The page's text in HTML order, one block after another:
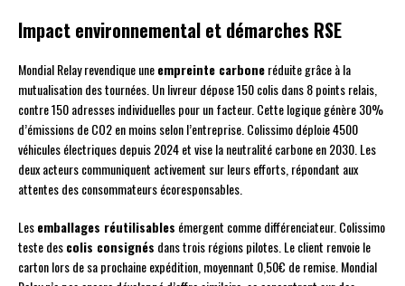
Impact environnemental et démarches RSE
Mondial Relay revendique uneempreinte carboneréduite grâce à la
mutualisation des tournées. Un livreur dépose 150 colis dans 8 points relais,
contre 150 adresses individuelles pour un facteur. Cette logique génère 30%
d’émissions de CO2 en moins selon l’entreprise. Colissimo déploie 4500
véhicules électriques depuis 2024 et vise la neutralité carbone en 2030. Les
deux acteurs communiquent activement sur leurs efforts, répondant aux
attentes des consommateurs écoresponsables.
Lesemballages réutilisables émergent comme différenciateur. Colissimo
teste descolis consignés dans trois régions pilotes. Le client renvoie le
carton lors de sa prochaine expédition, moyennant 0,50€ de remise. Mondial